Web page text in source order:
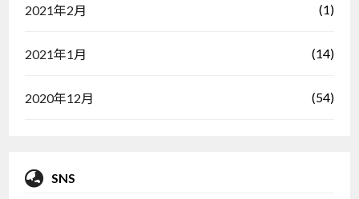
2021年2月 (1)
2021年1月 (14)
2020年12月 (54)
SNS